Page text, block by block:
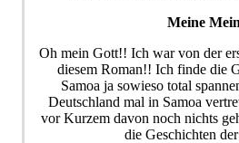
Meine
Oh mein Gott!! Ich war von der
diesem Roman!! Ich finde die
Samoa ja sowieso total
Deutschland mal in Samoa
vor Kurzem davon noch nichts
die Geschichten